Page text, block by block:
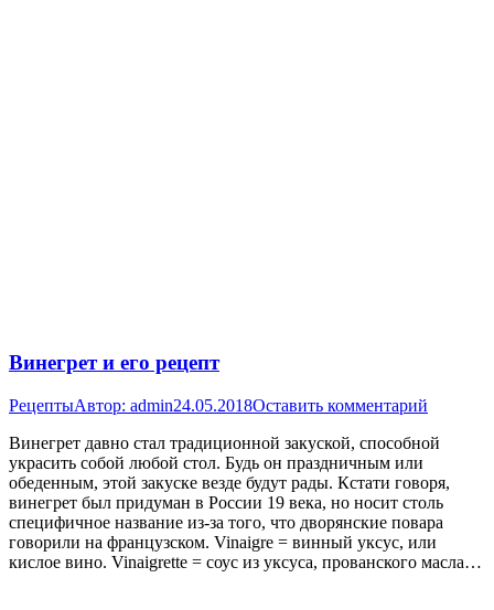
Винегрет и его рецепт
РецептыАвтор: admin24.05.2018Оставить комментарий
Винегрет давно стал традиционной закуской, способной
украсить собой любой стол. Будь он праздничным или
обеденным, этой закуске везде будут рады. Кстати говоря,
винегрет был придуман в России 19 века, но носит столь
специфичное название из-за того, что дворянские повара
говорили на французском. Vinaigre = винный уксус, или
кислое вино. Vinaigrette = соус из уксуса, прованского масла…